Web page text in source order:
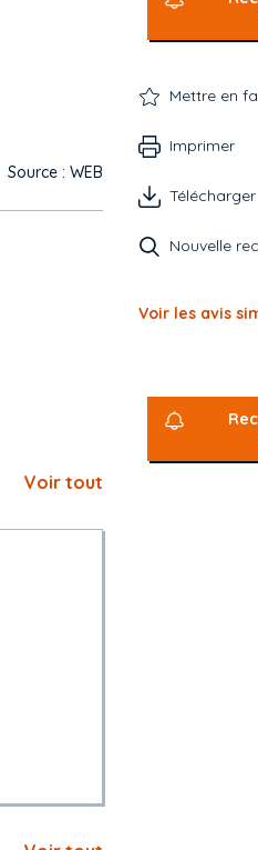
Source : WEB
Mettre en
Imprimer
Nouvelle
Voir les avis
Voir tout